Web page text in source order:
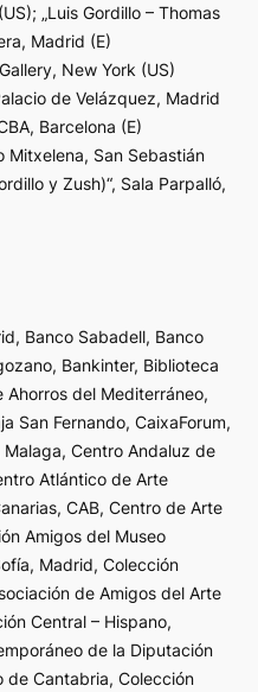
„Luis Gordillo – Thomas
Madrid (E)
New York (US)
de Velázquez, Madrid
Barcelona (E)
Mitxelena, San Sebastián
y Zush)“, Sala Parpalló,
Banco Sabadell, Banco
Bankinter, Biblioteca
Ahorros del Mediterráneo,
San Fernando, CaixaForum,
Centro Andaluz de
Atlántico de Arte
CAB, Centro de Arte
Amigos del Museo
Madrid, Colección
de Amigos del Arte
Central – Hispano,
de la Diputación
de Cantabria, Colección